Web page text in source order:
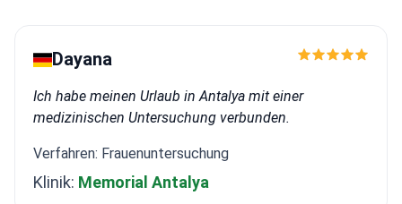
Dayana
Ich habe meinen Urlaub in Antalya mit einer
medizinischen Untersuchung verbunden.
Verfahren: Frauenuntersuchung
Klinik: Memorial Antalya